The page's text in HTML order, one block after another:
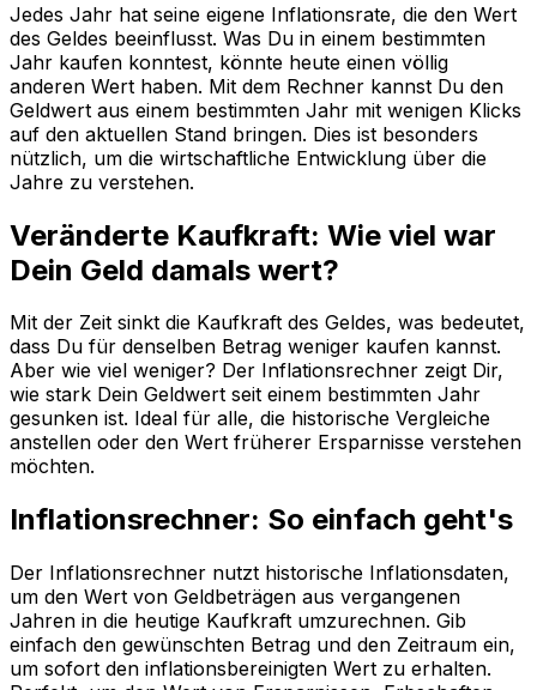
Jedes Jahr hat seine eigene Inflationsrate, die den Wert
des Geldes beeinflusst. Was Du in einem bestimmten
Jahr kaufen konntest, könnte heute einen völlig
anderen Wert haben. Mit dem Rechner kannst Du den
Geldwert aus einem bestimmten Jahr mit wenigen Klicks
auf den aktuellen Stand bringen. Dies ist besonders
nützlich, um die wirtschaftliche Entwicklung über die
Jahre zu verstehen.
Veränderte Kaufkraft: Wie viel war
Dein Geld damals wert?
Mit der Zeit sinkt die Kaufkraft des Geldes, was bedeutet,
dass Du für denselben Betrag weniger kaufen kannst.
Aber wie viel weniger? Der Inflationsrechner zeigt Dir,
wie stark Dein Geldwert seit einem bestimmten Jahr
gesunken ist. Ideal für alle, die historische Vergleiche
anstellen oder den Wert früherer Ersparnisse verstehen
möchten.
Inflationsrechner: So einfach geht's
Der Inflationsrechner nutzt historische Inflationsdaten,
um den Wert von Geldbeträgen aus vergangenen
Jahren in die heutige Kaufkraft umzurechnen. Gib
einfach den gewünschten Betrag und den Zeitraum ein,
um sofort den inflationsbereinigten Wert zu erhalten.